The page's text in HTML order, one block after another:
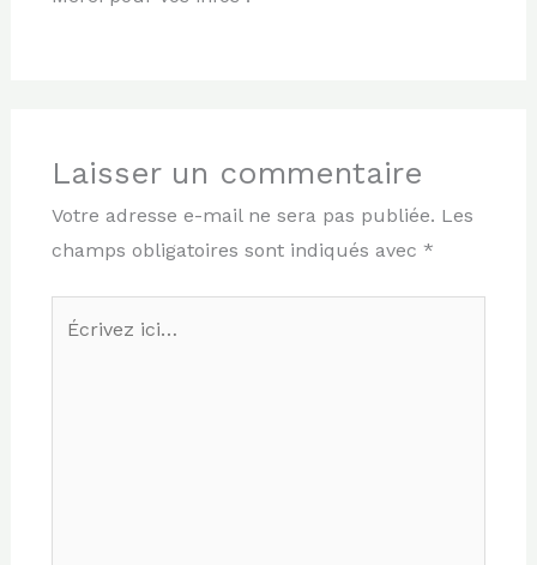
Laisser un commentaire
Votre adresse e-mail ne sera pas publiée. Les
champs obligatoires sont indiqués avec *